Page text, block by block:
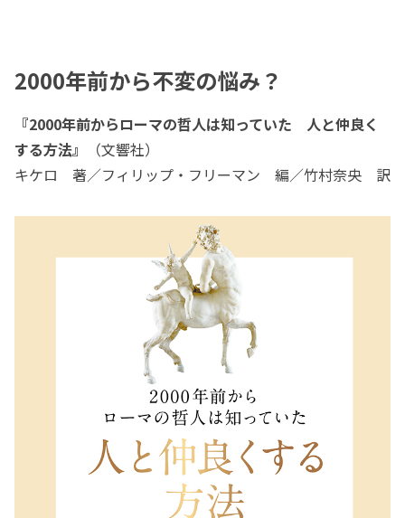
2000年前から不変の悩み？
『2000年前からローマの哲人は知っていた 人と仲良く
する方法』
（文響社）
キケロ 著／フィリップ・フリーマン 編／竹村奈央 訳